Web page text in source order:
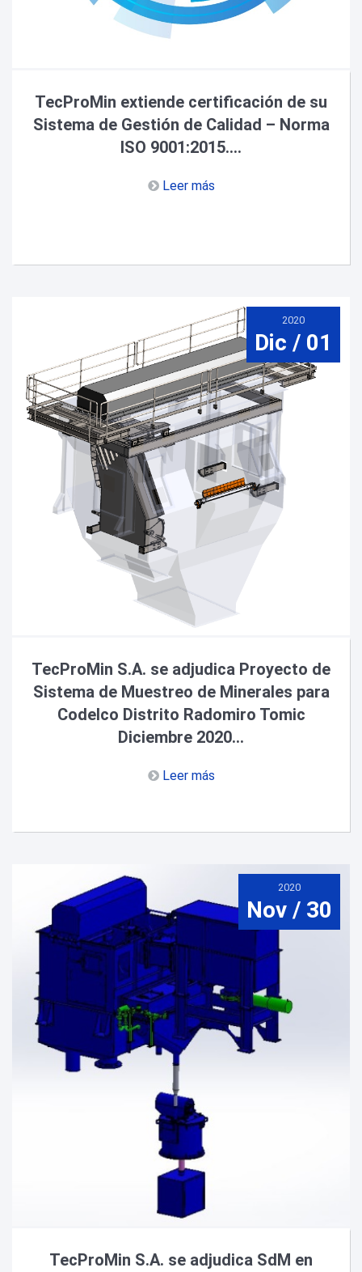
TecProMin extiende certificación de su
Sistema de Gestión de Calidad – Norma
ISO 9001:2015....
Leer más
2020
Dic / 01
TecProMin S.A. se adjudica Proyecto de
Sistema de Muestreo de Minerales para
Codelco Distrito Radomiro Tomic
Diciembre 2020...
Leer más
2020
Nov / 30
TecProMin S.A. se adjudica SdM en